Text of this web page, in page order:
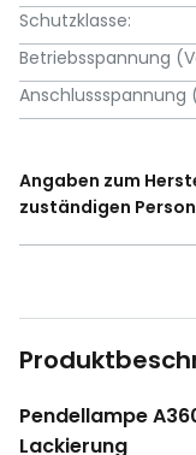
Schutzklasse:
Betriebsspannung
Anschlussspannung
Angaben zum
zuständigen Person
Pendellampe
Lackierung